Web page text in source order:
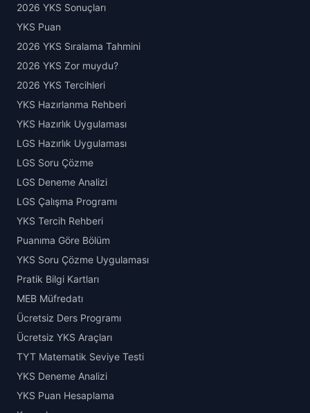
2026 YKS Sonuçları
YKS Puan
2026 YKS Sıralama Tahmini
2026 YKS Zor muydu?
2026 YKS Tercihleri
YKS Hazırlanma Rehberi
YKS Hazırlık Uygulaması
LGS Hazırlık Uygulaması
LGS Soru Çözme
LGS Deneme Analizi
LGS Çalışma Programı
YKS Tercih Rehberi
Puanıma Göre Bölüm
YKS Soru Çözme Uygulaması
Pratik Bilgi Kartları
MEB Müfredatı
Ücretsiz Ders Programı
Ücretsiz YKS Araçları
TYT Matematik Seviye Testi
YKS Deneme Analizi
YKS Puan Hesaplama